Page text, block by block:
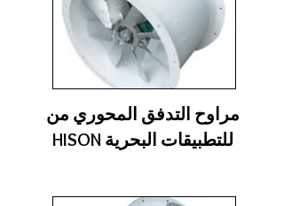
مراوح التدفق المحوري من
HISON للتطبيقات البحرية